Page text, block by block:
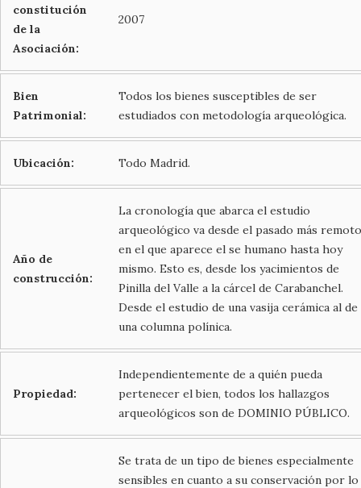
constitución
de la
Asociación:
2007
Bien
Patrimonial:
Todos los bienes susceptibles de ser
estudiados con metodología arqueológica.
Ubicación: Todo Madrid.
Año de
construcción:
La cronología que abarca el estudio
arqueológico va desde el pasado más remoto
en el que aparece el se humano hasta hoy
mismo. Esto es, desde los yacimientos de
Pinilla del Valle a la cárcel de Carabanchel.
Desde el estudio de una vasija cerámica al de
una columna polínica.
Propiedad:
Independientemente de a quién pueda
pertenecer el bien, todos los hallazgos
arqueológicos son de DOMINIO PÚBLICO.
Se trata de un tipo de bienes especialmente
sensibles en cuanto a su conservación por lo